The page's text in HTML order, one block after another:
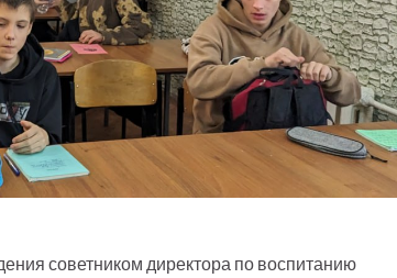
советником директора по воспитанию